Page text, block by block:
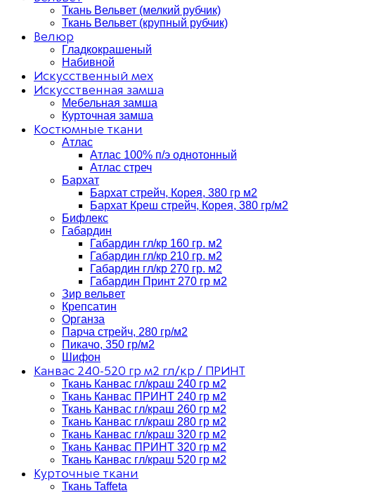
Ткань Вельвет (мелкий рубчик)
Ткань Вельвет (крупный рубчик)
Велюр
Гладкокрашеный
Набивной
Искусственный мех
Искусственная замша
Мебельная замша
Курточная замша
Костюмные ткани
Атлас
Атлас 100% п/э однотонный
Атлас стреч
Бархат
Бархат стрейч, Корея, 380 гр м2
Бархат Креш стрейч, Корея, 380 гр/м2
Бифлекс
Габардин
Габардин гл/кр 160 гр. м2
Габардин гл/кр 210 гр. м2
Габардин гл/кр 270 гр. м2
Габардин Принт 270 гр м2
Зир вельвет
Крепсатин
Органза
Парча стрейч, 280 гр/м2
Пикачо, 350 гр/м2
Шифон
Канвас 240-520 гр м2 гл/кр / ПРИНТ
Ткань Канвас гл/краш 240 гр м2
Ткань Канвас ПРИНТ 240 гр м2
Ткань Канвас гл/краш 260 гр м2
Ткань Канвас гл/краш 280 гр м2
Ткань Канвас гл/краш 320 гр м2
Ткань Канвас ПРИНТ 320 гр м2
Ткань Канвас гл/краш 520 гр м2
Курточные ткани
Ткань Taffeta